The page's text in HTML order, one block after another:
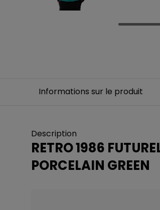
Informations sur le produit
Description
RETRO 1986
PORCELAIN GREEN